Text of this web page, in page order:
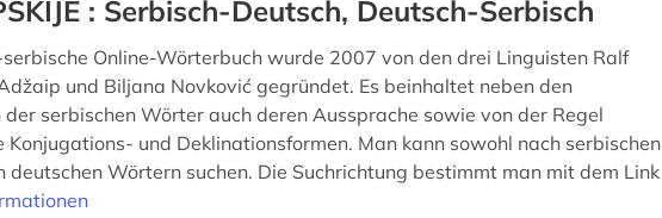
: Serbisch-Deutsch, Deutsch-Serbisch
Online-Wörterbuch wurde 2007 von den drei Linguisten Ralf
und Biljana Novković gegründet. Es beinhaltet neben den
der serbischen Wörter auch deren Aussprache sowie von der Regel
Konjugations- und Deklinationsformen. Man kann sowohl nach serbischen
deutschen Wörtern suchen. Die Suchrichtung bestimmt man mit dem Link